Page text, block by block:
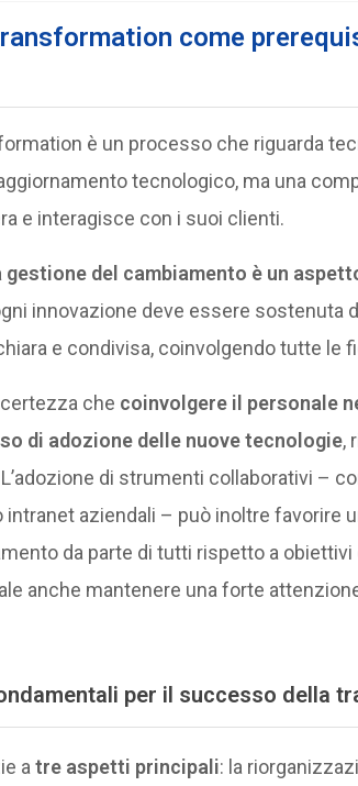
come
è un processo che riguarda
tecnologico, ma una
e interagisce con i suoi clienti.
gestione del cambiamento è un
innovazione deve essere sostenuta
e condivisa, coinvolgendo tutte le
che coinvolgere il personale
di adozione delle nuove tecnologie,
di strumenti collaborativi –
intranet aziendali – può inoltre favorire
da parte di tutti rispetto a
anche mantenere una forte
per il successo della
a tre aspetti principali: la